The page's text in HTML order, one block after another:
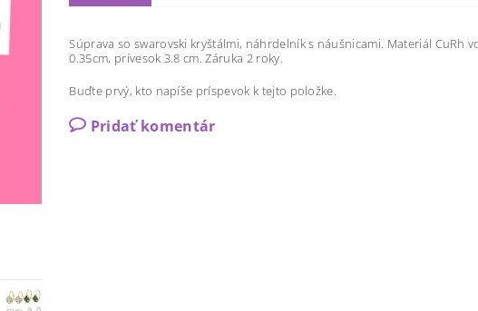
Súprava so swarovski kryštálmi, náhrdelník s náušnicami. Materiál CuRh
0.35cm, prívesok 3.8 cm. Záruka 2 roky.
Buďte prvý, kto napíše príspevok k tejto položke.
Pridať komentár